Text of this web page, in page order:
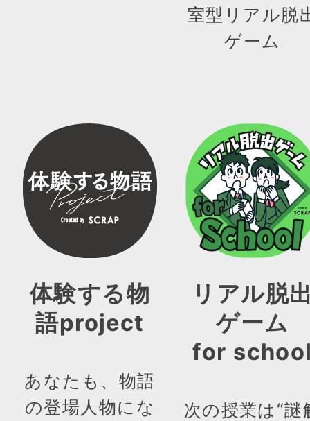
室型リアル脱
ゲーム
体験する物
語project
あなたも、物語
の登場人物にな
リアル脱
ゲーム
for
次の授業は“謎